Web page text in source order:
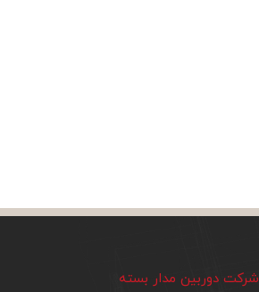
شرکت دوربین مدار بسته